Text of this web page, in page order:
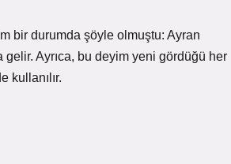
bir durumda şöyle olmuştu: Ayran
gelir. Ayrıca, bu deyim yeni gördüğü her
kullanılır.